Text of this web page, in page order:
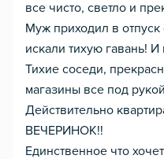
все чисто, светло и
Муж приходил в
искали тихую гавань!
Тихие соседи,
магазины все под
Действительно
ВЕЧЕРИНОК!!
Единственное что